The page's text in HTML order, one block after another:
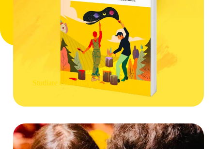
Studiare con i disegni